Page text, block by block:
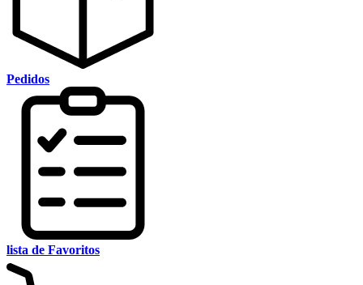
Pedidos
lista de Favoritos